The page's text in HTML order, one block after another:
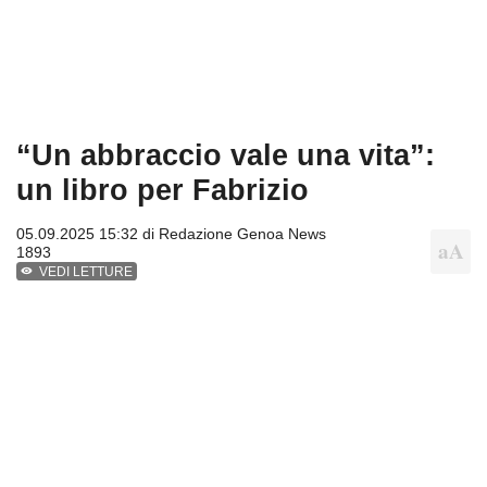
“Un abbraccio vale una vita”:
un libro per Fabrizio
05.09.2025 15:32 di Redazione Genoa News
1893
VEDI LETTURE